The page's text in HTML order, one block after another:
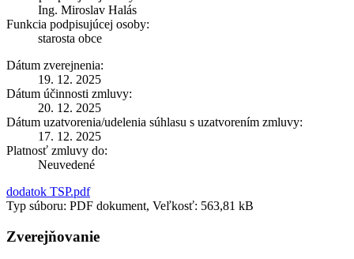
Ing. Miroslav Halás
Funkcia podpisujúcej osoby:
starosta obce
Dátum zverejnenia:
19. 12. 2025
Dátum účinnosti zmluvy:
20. 12. 2025
Dátum uzatvorenia/udelenia súhlasu s uzatvorením zmluvy:
17. 12. 2025
Platnosť zmluvy do:
Neuvedené
dodatok TSP.pdf
Typ súboru: PDF dokument, Veľkosť: 563,81 kB
Zverejňovanie